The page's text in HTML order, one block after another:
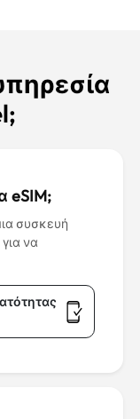
eSIM;
συσκευή
να